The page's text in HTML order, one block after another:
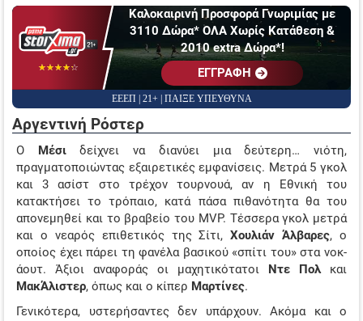
☆☆☆☆☆
★★★★★
Καλοκαιρινή Προσφορά Γνωριμίας με
3110 Δώρα* ΟΛΑ Χωρίς Κατάθεση &
2010 extra Δώρα*!
EΓΓΡΑΦΗ
ΕΕΕΠ | 21+ | ΠΑΙΞΕ ΥΠΕΥΘΥΝΑ
Αργεντινή Ρόστερ
Ο Μέσιδείχνει να διανύει μια δεύτερη… νιότη,
πραγματοποιώντας εξαιρετικές εμφανίσεις. Μετρά 5 γκολ
και 3 ασίστ στο τρέχον τουρνουά, αν η Εθνική του
κατακτήσει το τρόπαιο, κατά πάσα πιθανότητα θα του
απονεμηθεί και το βραβείο του MVP. Τέσσερα γκολ μετρά
και ο νεαρός επιθετικός της Σίτι,Χουλιάν Άλβαρες, ο
οποίος έχει πάρει τη φανέλα βασικού «σπίτι του» στα νοκ-
άουτ. Άξιοι αναφοράς οι μαχητικότατοι Ντε Πολκαι
ΜακΆλιστερ, όπως και ο κίπερ Μαρτίνες.
Γενικότερα, υστερήσαντες δεν υπάρχουν. Ακόμα και ο